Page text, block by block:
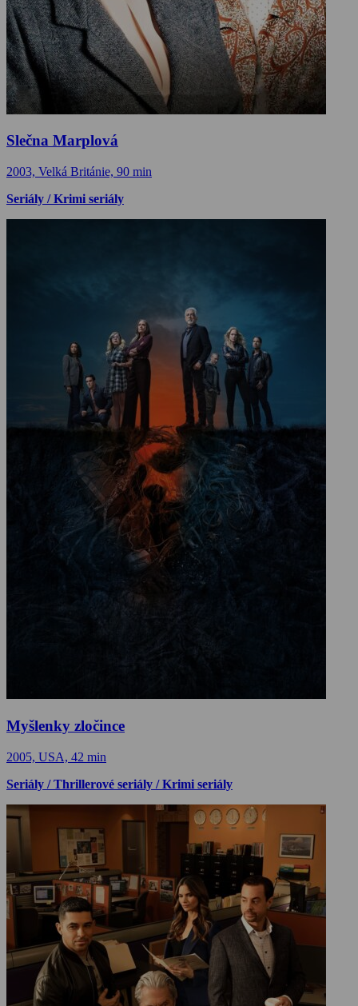
Slečna Marplová
2003, Velká Británie, 90 min
Seriály / Krimi seriály
Myšlenky zločince
2005, USA, 42 min
Seriály / Thrillerové seriály / Krimi seriály